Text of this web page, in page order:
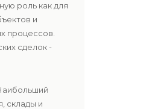
роль как для
и
процессов.
сделок -
склады и